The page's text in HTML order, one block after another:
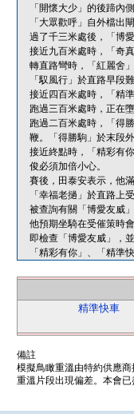
「開懷大少」的後蹄內
「大眾歡呼」自外檔出
過了千三米處後，「博
接近九百米處時，「奇
轉直路彎時，「紅麗舍
「馭風行」於直路早段
接近四百米處時，「精
跑過三百米處時，正在
跑過二百米處時，「得
鞭。「得勝駒」於末段外
接近終點時，「精彩有
俊必須加倍小心。
賽後，田泰安表示，他
「幸福老撾」於直路上
被查詢有關「博愛友威
他預期坐騎在受催策時
即檢查「博愛友威」，
「精彩有你」、「精準
精準快車
備註
模擬鳥瞰重溫由特約供應
重溫片段出現偏差。本會